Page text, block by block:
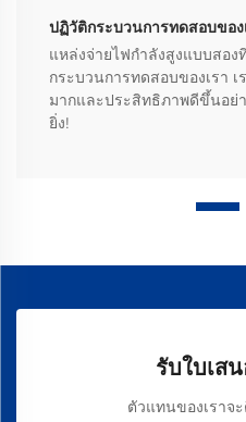
ปฏิวัติกระบวนการทดสอบของ
แหล่งจ่ายไฟกำลังสูงแบบสอง
กระบวนการทดสอบของเรา
มากและประสิทธิภาพดีขึ้นอย่
ยิ่ง!
รับใบเส
ตัวแทนของเราจ